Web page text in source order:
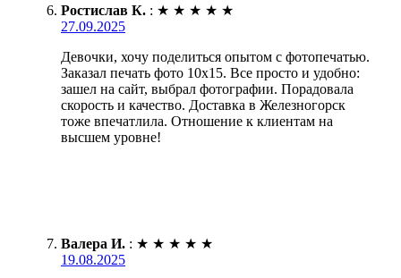
Ростислав К. : ★ ★ ★ ★ ★
27.09.2025
Девочки, хочу поделиться опытом с фотопечатью.
Заказал печать фото 10х15. Все просто и удобно:
зашел на сайт, выбрал фотографии. Порадовала
скорость и качество. Доставка в Железногорск
тоже впечатлила. Отношение к клиентам на
высшем уровне!
Валера И. : ★ ★ ★ ★ ★
19.08.2025